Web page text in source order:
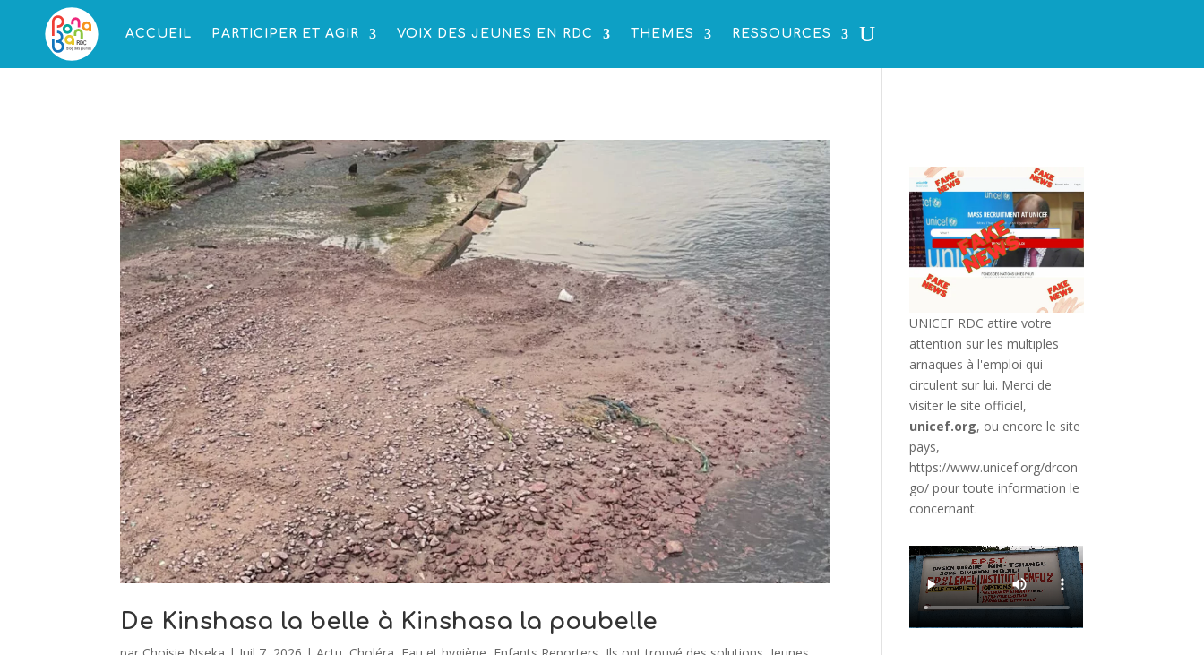
ACCUEIL PARTICIPER ET AGIR VOIX DES JEUNES EN RDC THEMES RESSOURCES
De Kinshasa la belle à Kinshasa la poubelle
UNICEF RDC attire votre
attention sur les multiples
arnaques à l'emploi qui
circulent sur lui. Merci de
visiter le site officiel,
unicef.org, ou encore le site
pays,
https://www.unicef.org/drcon
go/ pour toute information le
concernant.